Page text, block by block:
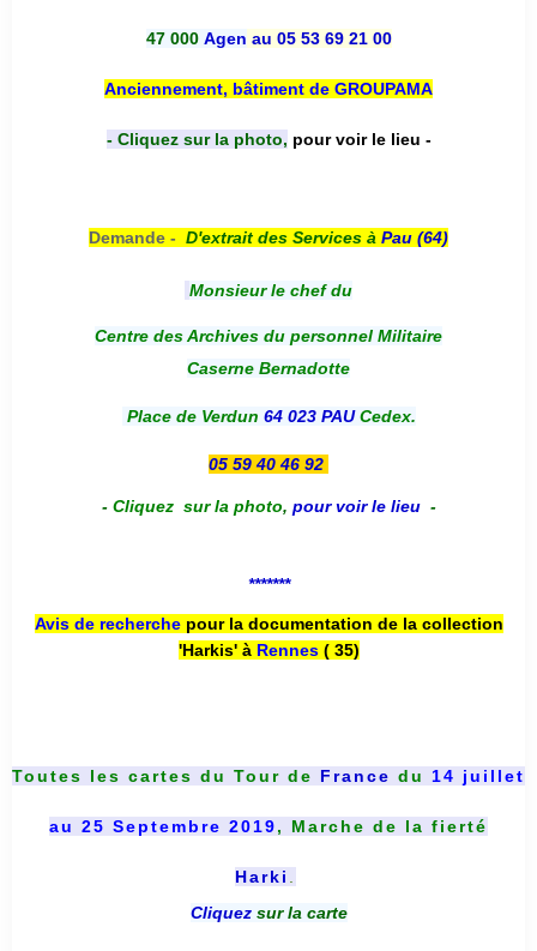
47 000 Agen au 05 53 69 21 00
Anciennement, bâtiment de GROUPAMA
- Cliquez sur la photo, pour voir le lieu -
Demande - D'extrait des Services à Pau (64)
Monsieur le chef du
Centre des Archives du personnel Militaire
Caserne Bernadotte
Place de Verdun 64 023 PAUCedex.
05 59 40 46 92
- Cliquez sur la photo, pour voir le lieu -
*******
Avis de recherche pour la documentation de la collection
'Harkis' à Rennes( 35)
Toutes les cartes du Tour de France du 14 juillet
au 25 Septembre 2019, Marche de la fierté
Harki
Cliquez sur la carte